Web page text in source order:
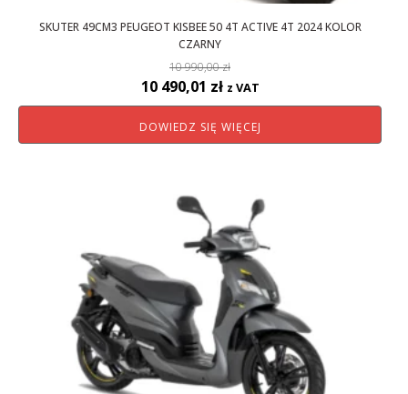
SKUTER 49CM3 PEUGEOT KISBEE 50 4T ACTIVE 4T 2024 KOLOR
CZARNY
10 990,00zł
Pierwotna
cena
wynosiła:
10 490,01 złAktualna
cena
wynosi:
z VAT
DOWIEDZ SIĘ WIĘCEJ